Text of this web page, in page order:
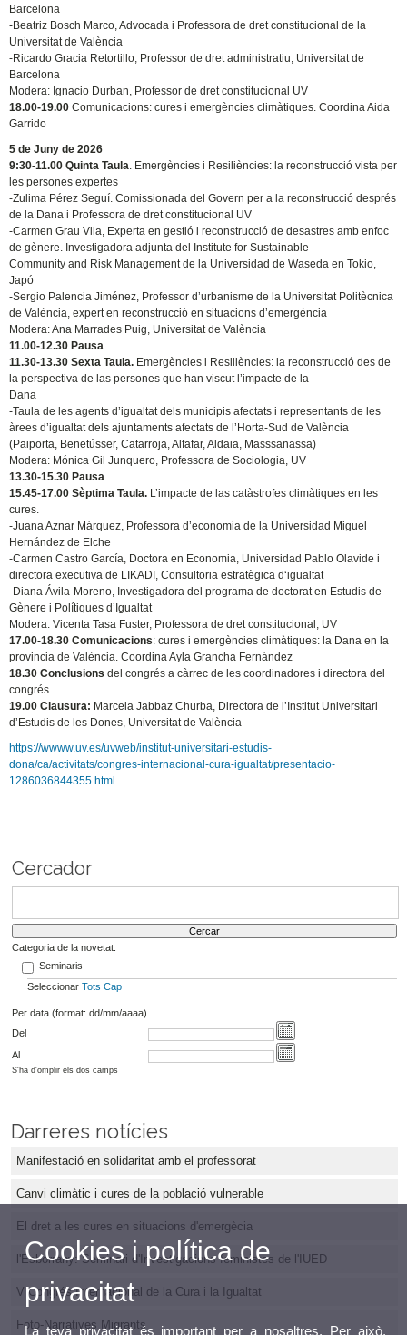
Barcelona
-Beatriz Bosch Marco, Advocada i Professora de dret constitucional de la
Universitat de València
-Ricardo Gracia Retortillo, Professor de dret administratiu, Universitat de
Barcelona
Modera: Ignacio Durban, Professor de dret constitucional UV
18.00-19.00Comunicacions: cures i emergències climàtiques. Coordina Aida
Garrido
5 de Juny de 2026
9:30-11.00 Quinta Taula. Emergències i Resiliències: la reconstrucció vista per
les persones expertes
-Zulima Pérez Seguí. Comissionada del Govern per a la reconstrucció després
de la Dana i Professora de dret constitucional UV
-Carmen Grau Vila, Experta en gestió i reconstrucció de desastres amb enfoc
de gènere. Investigadora adjunta del Institute for Sustainable
Community and Risk Management de la Universidad de Waseda en Tokio,
Japó
-Sergio Palencia Jiménez, Professor d’urbanisme de la Universitat Politècnica
de València, expert en reconstrucció en situacions d’emergència
Modera: Ana Marrades Puig, Universitat de València
11.00-12.30 Pausa
11.30-13.30 Sexta Taula. Emergències i Resiliències: la reconstrucció des de
la perspectiva de las persones que han viscut l’impacte de la
Dana
-Taula de les agents d’igualtat dels municipis afectats i representants de les
àrees d’igualtat dels ajuntaments afectats de l’Horta-Sud de València
(Paiporta, Benetússer, Catarroja, Alfafar, Aldaia, Masssanassa)
Modera: Mónica Gil Junquero, Professora de Sociologia, UV
13.30-15.30 Pausa
15.45-17.00 Sèptima Taula. L’impacte de las catàstrofes climàtiques en les
cures.
-Juana Aznar Márquez, Professora d’economia de la Universidad Miguel
Hernández de Elche
-Carmen Castro García, Doctora en Economia, Universidad Pablo Olavide i
directora executiva de LIKADI, Consultoria estratègica d‘igualtat
-Diana Ávila-Moreno, Investigadora del programa de doctorat en Estudis de
Gènere i Polítiques d’Igualtat
Modera: Vicenta Tasa Fuster, Professora de dret constitucional, UV
17.00-18.30 Comunicacions: cures i emergències climàtiques: la Dana en la
provincia de València. Coordina Ayla Grancha Fernández
18.30 Conclusionsdel congrés a càrrec de les coordinadores i directora del
congrés
19.00 Clausura: Marcela Jabbaz Churba, Directora de l’Institut Universitari
d’Estudis de les Dones, Universitat de València
https://wwww.uv.es/uvweb/institut-universitari-estudis-
dona/ca/activitats/congres-internacional-cura-igualtat/presentacio-
1286036844355.html
Cercador
Categoria de la novetat:
Seminaris
Seleccionar Tots Cap
Per data (format: dd/mm/aaaa)
Del
Al
S'ha d'omplir els dos camps
Darreres notícies
Manifestació en solidaritat amb el professorat
Canvi climàtic i cures de la població vulnerable
El dret a les cures en situacions d'emergècia
l'Esborrany: Seminari d'Investigacions feministes de l'IUED
V Congrés Internacional de la Cura i la Igualtat
Foto-Narratives Migrants
Cookies i política de
privacitat
La teva privacitat és important per a nosaltres. Per això,